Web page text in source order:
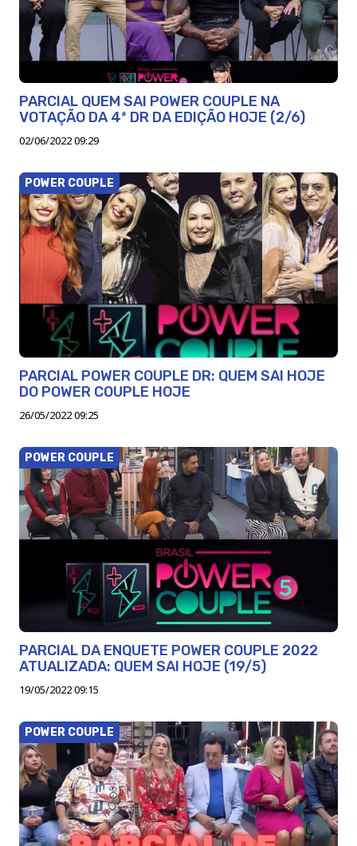
PARCIAL QUEM SAI POWER COUPLE NA
VOTAÇÃO DA 4ª DR DA EDIÇÃO HOJE (2/6)
02/06/2022 09:29
POWER COUPLE
PARCIAL POWER COUPLE DR: QUEM SAI HOJE
DO POWER COUPLE HOJE
26/05/2022 09:25
POWER COUPLE
PARCIAL DA ENQUETE POWER COUPLE 2022
ATUALIZADA: QUEM SAI HOJE (19/5)
19/05/2022 09:15
POWER COUPLE